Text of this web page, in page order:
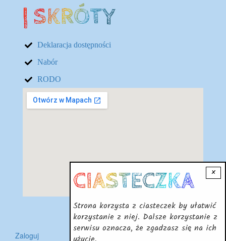
| SKRÓTY
Deklaracja dostępności
Nabór
RODO
Lokalizacja
×
CIASTECZKA
Strona korzysta z ciasteczek by ułatwić
korzystanie z niej. Dalsze korzystanie z
serwisu oznacza, że zgadzasz się na ich
Zaloguj